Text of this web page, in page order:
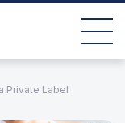
Private Label